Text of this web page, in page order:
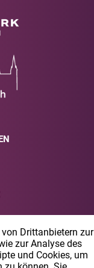
Drittanbietern zur
zur Analyse des
und Cookies, um